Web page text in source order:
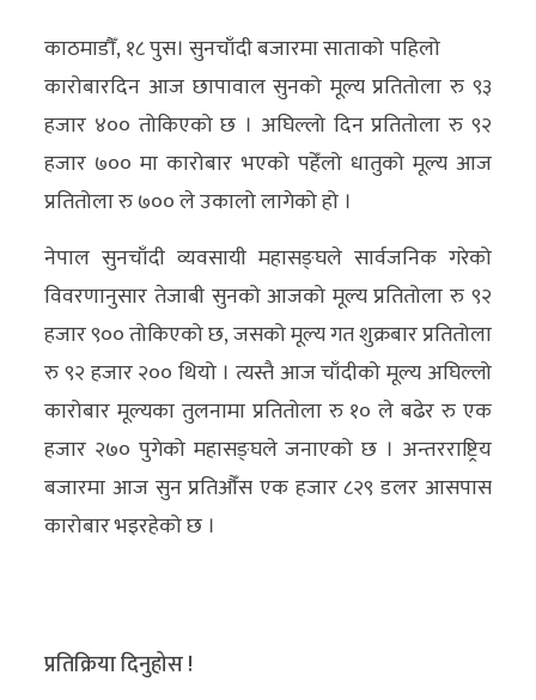
अर्थ/
वाणिज्य
मनाेरञ्जन
विज्ञान
प्रविधि
अन्तरर्वार्ता
विचार/
ब्लग
खेलकुद
रोचक
खबर
काठमाडौँ, १८ पुस। सुनचाँदी बजारमा साताको पहिलो
कारोबारदिन आज छापावाल सुनको मूल्य प्रतितोला रु ९३
हजार ४०० तोकिएको छ । अघिल्लो दिन प्रतितोला रु ९२
हजार ७०० मा कारोबार भएको पहेँलो धातुको मूल्य आज
प्रतितोला रु ७०० ले उकालो लागेको हो ।
नेपाल सुनचाँदी व्यवसायी महासङ्घले सार्वजनिक गरेको
विवरणानुसार तेजाबी सुनको आजको मूल्य प्रतितोला रु ९२
हजार ९०० तोकिएको छ, जसको मूल्य गत शुक्रबार प्रतितोला
रु ९२ हजार २०० थियो । त्यस्तै आज चाँदीको मूल्य अघिल्लो
कारोबार मूल्यका तुलनामा प्रतितोला रु १० ले बढेर रु एक
हजार २७० पुगेको महासङ्घले जनाएको छ । अन्तरराष्ट्रिय
बजारमा आज सुन प्रतिऔँस एक हजार ८२९ डलर आसपास
कारोबार भइरहेको छ ।
प्रतिक्रिया दिनुहोस !